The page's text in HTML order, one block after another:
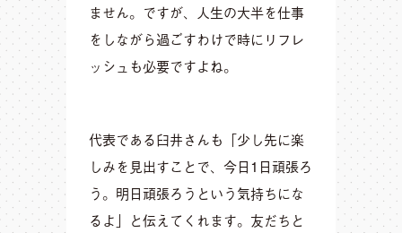
ません。ですが、人生の大半を仕事
をしながら過ごすわけで時にリフレ
ッシュも必要ですよね。
代表である臼井さんも「少し先に楽
しみを見出すことで、今日1日頑張ろ
う。明日頑張ろうという気持ちにな
るよ」と伝えてくれます。友だちと